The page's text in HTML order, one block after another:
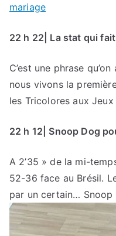
mariage
22 h 22| La stat qui fait
C’est une phrase
nous vivons la
les Tricolores aux Jeux
22 h 12| Snoop Dog
A 2’35 » de la mi-
52-36 face au Brésil.
par un certain… Snoop